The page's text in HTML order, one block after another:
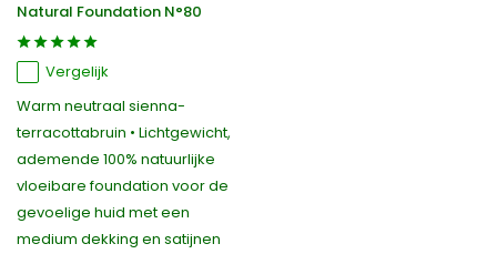
Natural Foundation N°80
Vergelijk
Warm neutraal sienna-
terracottabruin • Lichtgewicht,
ademende 100% natuurlijke
vloeibare foundation voor de
gevoelige huid met een
medium dekking en satijnen